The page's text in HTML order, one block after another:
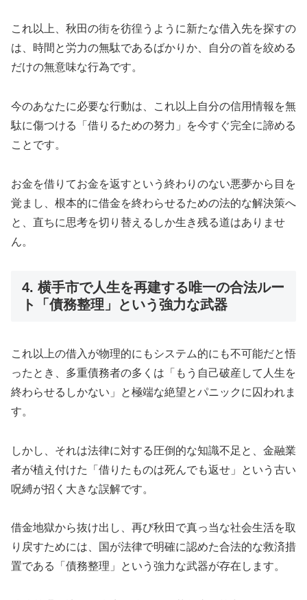
これ以上、秋田の街を彷徨うように新たな借入先を探すの
は、時間と労力の無駄であるばかりか、自分の首を絞める
だけの無意味な行為です。
今のあなたに必要な行動は、これ以上自分の信用情報を無
駄に傷つける「借りるための努力」を今すぐ完全に諦める
ことです。
お金を借りてお金を返すという終わりのない悪夢から目を
覚まし、根本的に借金を終わらせるための法的な解決策へ
と、直ちに思考を切り替えるしか生き残る道はありませ
ん。
4. 横手市で人生を再建する唯一の合法ルー
ト「債務整理」という強力な武器
これ以上の借入が物理的にもシステム的にも不可能だと悟
ったとき、多重債務者の多くは「もう自己破産して人生を
終わらせるしかない」と極端な絶望とパニックに囚われま
す。
しかし、それは法律に対する圧倒的な知識不足と、金融業
者が植え付けた「借りたものは死んでも返せ」という古い
呪縛が招く大きな誤解です。
借金地獄から抜け出し、再び秋田で真っ当な社会生活を取
り戻すためには、国が法律で明確に認めた合法的な救済措
置である「債務整理」という強力な武器が存在します。